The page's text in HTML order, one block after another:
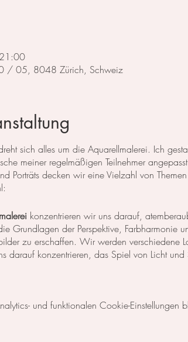
/ 05, 8048 Zürich, Schweiz
sich alles um die Aquarellmalerei. Ich
meiner regelmäßigen Teilnehmer
Porträts decken wir eine Vielzahl von
konzentrieren wir uns darauf,
Grundlagen der Perspektive, Farbharmonie
zu erschaffen. Wir werden verschiedene
darauf konzentrieren, das Spiel von Licht
um die Details der Blüten und Blätter
und funktionalen Cookie-Einstellungen